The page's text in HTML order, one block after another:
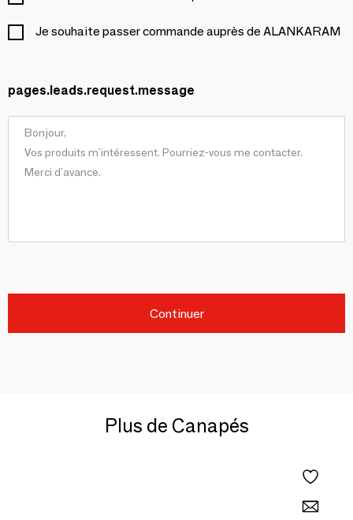
Je souhaite passer commande auprès de ALANKARAM
pages.leads.request.message
Continuer
Plus de Canapés